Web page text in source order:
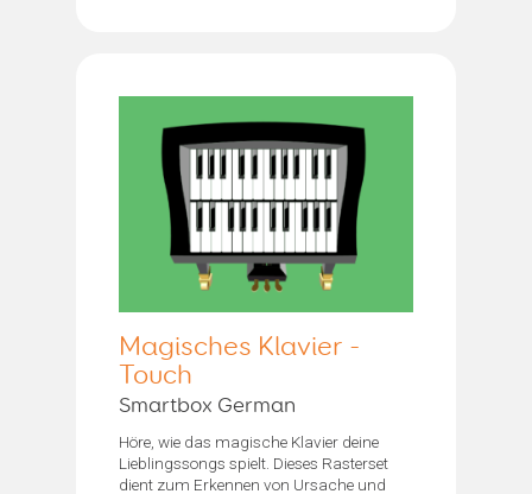
Magisches Klavier -
Touch
Smartbox German
Höre, wie das magische Klavier deine
Lieblingssongs spielt. Dieses Rasterset
dient zum Erkennen von Ursache und